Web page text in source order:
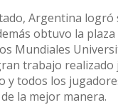
Argentina logró
obtuvo la
Mundiales
trabajo realizado
y todos los
la mejor manera.